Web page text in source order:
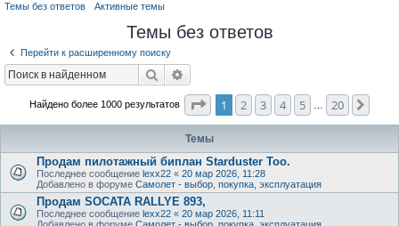
Темы без ответов Активные темы
Темы без ответов
Перейти к расширенному поиску
Поиск
Найдено более 1000 результатов Страница1 из
1 2 3 4 5 20
Темы
Продам пилотажный биплан Starduster Too.
Последнее сообщение lexx22 « 20 мар 2026, 11:28
Добавлено в форуме Самолет - выбор, покупка, эксплуатация
Продам SOCATA RALLYE 893,
Последнее сообщение lexx22 « 20 мар 2026, 11:11
Добавлено в форуме Самолет - выбор, покупка, эксплуатация